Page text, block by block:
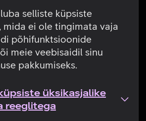
selliste küpsiste
mida ei ole tingimata vaja
põhifunktsioonide
meie veebisaidil sinu
pakkumiseks.
üksikasjalike
reeglitega
viga